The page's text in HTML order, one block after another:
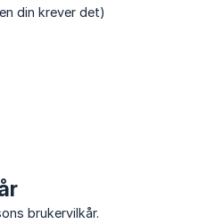
din krever det)
brukervilkår.